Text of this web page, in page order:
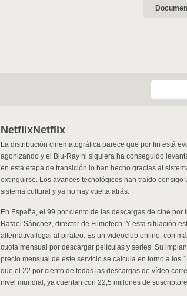
NetflixNetflix
La distribución cinematográfica parece que por fin está
agonizando y el Blu-Ray ni siquiera ha conseguido
en esta etapa de transición lo han hecho gracias al
extinguirse. Los avances tecnológicos han traído
sistema cultural y ya no hay vuelta atrás.
En España, el 99 por ciento de las descargas de cine
Rafael Sánchez, director de Filmotech. Y esta situación
alternativa legal al pirateo. Es un videoclub online, con
cuota mensual por descargar películas y series. Su
precio mensual de este servicio se calcula en torno a los
que el 22 por ciento de todas las descargas de vídeo
nivel mundial, ya cuentan con 22,5 millones de